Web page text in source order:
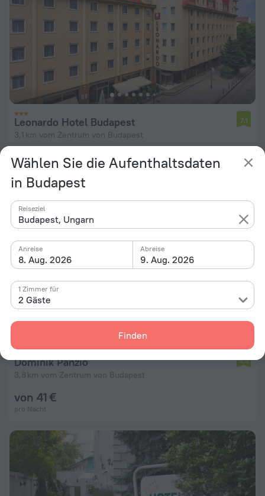
Wählen Sie die Aufenthaltsdaten
in Budapest
Budapest, Ungarn
Reiseziel
8. Aug. 2026
Anreise
9. Aug. 2026
Abreise
2 Gäste
1 Zimmer für
Finden
Leonardo Hotel Budapest
3,1 km vom Zentrum von Budapest
7,1
von 80 €
pro Nacht
Dominik Panzio
3,8 km vom Zentrum von Budapest
6,3
von 41 €
pro Nacht